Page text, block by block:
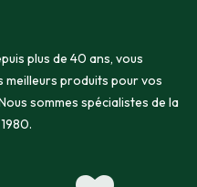
plus de 40 ans, vous
meilleurs produits pour vos
sommes spécialistes de la